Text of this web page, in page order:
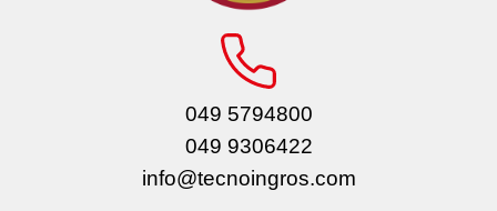
049 5794800
049 9306422
info@tecnoingros.com